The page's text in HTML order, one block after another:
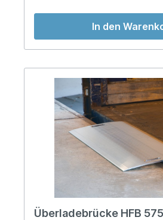
In den
Überladebrücke HFB